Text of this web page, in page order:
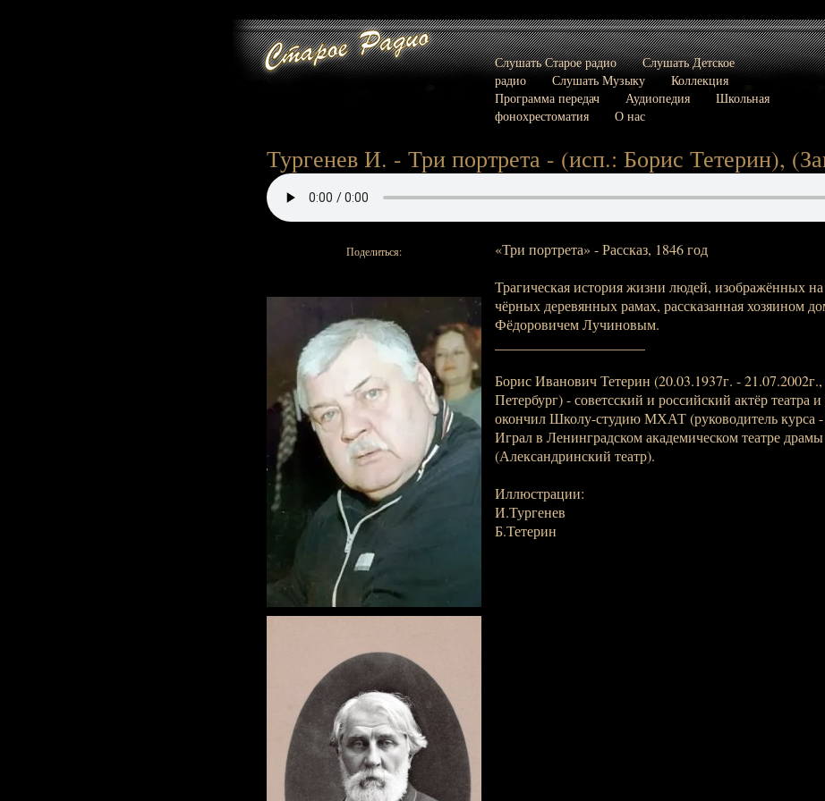
Слушать Старое радио
Слушать Детское
радио
Слушать Музыку
Коллекция
Программа передач
Аудиопедия
Школьная
фонохрестоматия
О нас
Тургенев И. - Три портрета - (исп.: Борис Тетерин),
Поделиться:
«Три портрета» - Рассказ, 1846 год
Трагическая история жизни людей, изображённых на
чёрных деревянных рамах, рассказанная хозяином
Фёдоровичем Лучиновым.
Борис Иванович Тетерин (20.03.1937г. -
Петербург) - советсский и российский актёр театра
окончил Школу-студию МХАТ (руководитель курса
Играл в Ленинградском академическом театре
(Александринский театр).
Иллюстрации:
И.Тургенев
Б.Тетерин